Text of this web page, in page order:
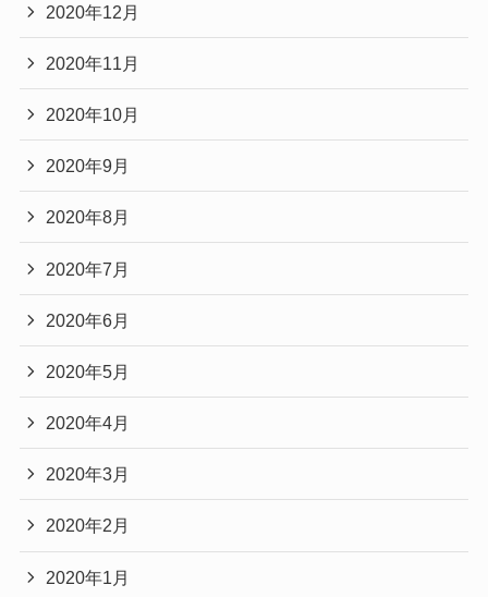
2020年12月
2020年11月
2020年10月
2020年9月
2020年8月
2020年7月
2020年6月
2020年5月
2020年4月
2020年3月
2020年2月
2020年1月